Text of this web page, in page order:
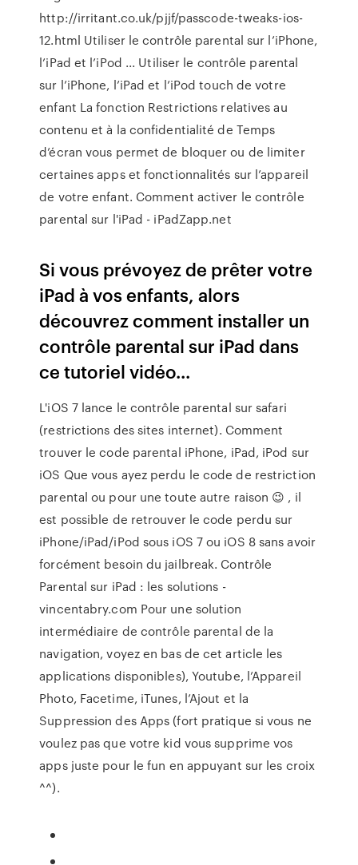
http://irritant.co.uk/pjjf/passcode-tweaks-ios-
12.html Utiliser le contrôle parental sur l’iPhone,
l’iPad et l’iPod ... Utiliser le contrôle parental
sur l’iPhone, l’iPad et l’iPod touch de votre
enfant La fonction Restrictions relatives au
contenu et à la confidentialité de Temps
d’écran vous permet de bloquer ou de limiter
certaines apps et fonctionnalités sur l’appareil
de votre enfant. Comment activer le contrôle
parental sur l'iPad - iPadZapp.net
Si vous prévoyez de prêter votre
iPad à vos enfants, alors
découvrez comment installer un
contrôle parental sur iPad dans
ce tutoriel vidéo...
L'iOS 7 lance le contrôle parental sur safari
(restrictions des sites internet). Comment
trouver le code parental iPhone, iPad, iPod sur
iOS Que vous ayez perdu le code de restriction
parental ou pour une toute autre raison 😉 , il
est possible de retrouver le code perdu sur
iPhone/iPad/iPod sous iOS 7 ou iOS 8 sans avoir
forcément besoin du jailbreak. Contrôle
Parental sur iPad : les solutions -
vincentabry.com Pour une solution
intermédiaire de contrôle parental de la
navigation, voyez en bas de cet article les
applications disponibles), Youtube, l’Appareil
Photo, Facetime, iTunes, l’Ajout et la
Suppression des Apps (fort pratique si vous ne
voulez pas que votre kid vous supprime vos
apps juste pour le fun en appuyant sur les croix
^^).